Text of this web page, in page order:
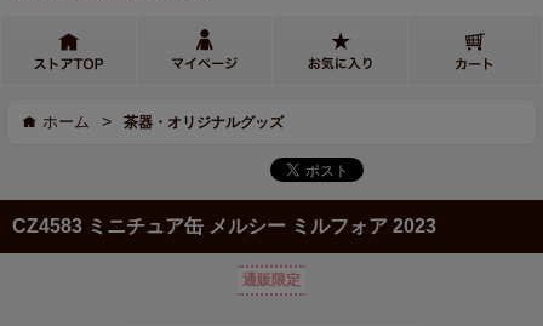
ホーム > 茶器・オリジナルグッズ
CZ4583 ミニチュア缶 メルシー ミルフォア 2023
通販限定